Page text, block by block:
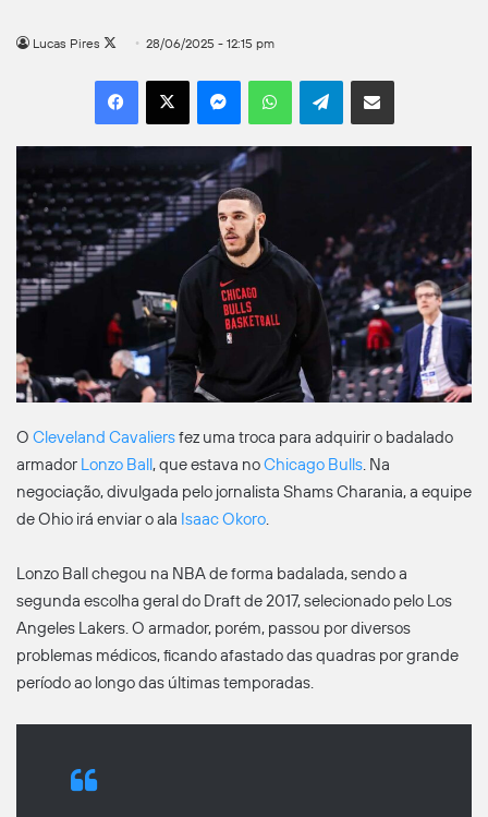
Lucas Pires
Follow
X
28/06/2025 - 12:15 pm
Facebook
X MessengerWhatsAppTelegramCompartilhar por e-mail
O Cleveland Cavaliersfez uma troca para adquirir o badalado
armador Lonzo Ball, que estava noChicago Bulls. Na
negociação, divulgada pelo jornalista Shams Charania, a equipe
de Ohio irá enviar o ala Isaac Okoro.
Lonzo Ball chegou na NBA de forma badalada, sendo a
segunda escolha geral do Draft de 2017, selecionado pelo Los
Angeles Lakers. O armador, porém, passou por diversos
problemas médicos, ficando afastado das quadras por grande
período ao longo das últimas temporadas.